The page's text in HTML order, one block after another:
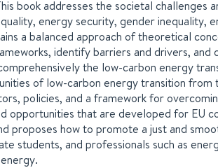
book addresses the societal
energy security, gender
a balanced approach of theoretical
identify barriers and drivers,
the low-carbon energy
of low-carbon energy transition
policies, and a framework for
opportunities that are developed for EU
proposes how to promote a just and
students, and professionals such as